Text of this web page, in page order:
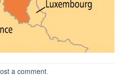
a comment.